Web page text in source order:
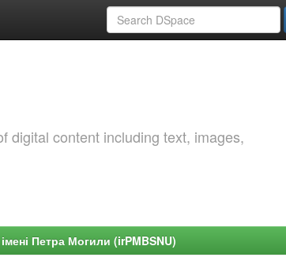
digital content including text, images,
Петра Могили (irPMBSNU)